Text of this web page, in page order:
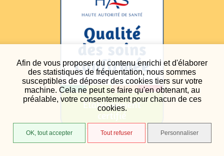
Afin de vous proposer du contenu enrichi et d'élaborer
des statistiques de fréquentation, nous sommes
susceptibles de déposer des cookies tiers sur votre
machine. Cela ne peut se faire qu'en obtenant, au
préalable, votre consentement pour chacun de ces
cookies.
OK, tout accepter Tout refuser Personnaliser